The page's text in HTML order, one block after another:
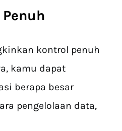
kontrol penuh
kamu dapat
berapa besar
pengelolaan data,